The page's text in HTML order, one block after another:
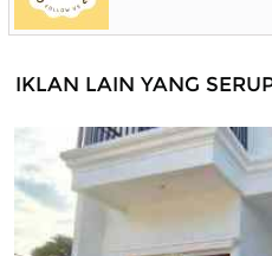
IKLAN LAIN YANG